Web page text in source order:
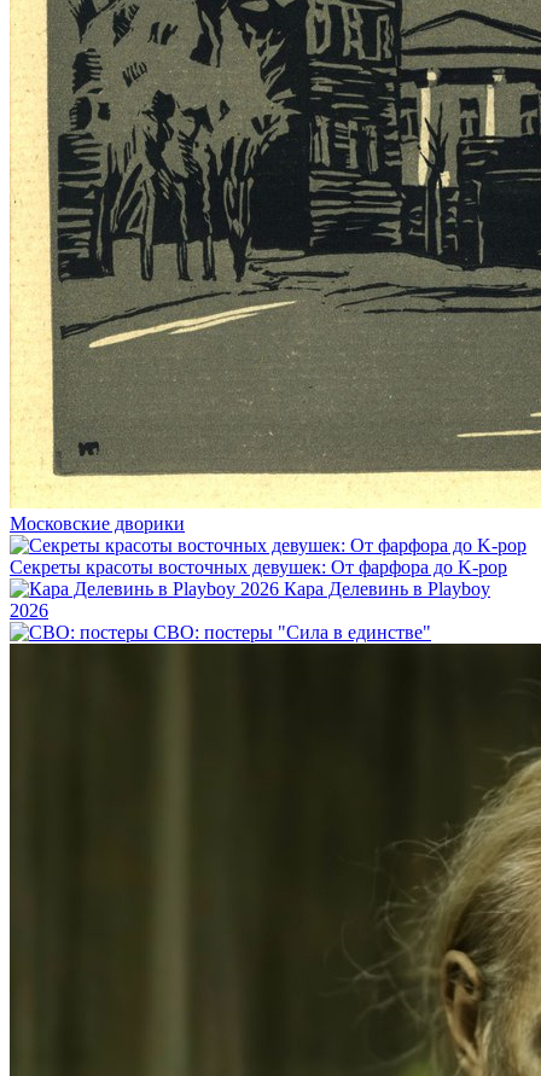
Московские дворики
Секреты красоты восточных девушек: От фарфора до K-pop
Кара Делевинь в Playboy
2026
СВО: постеры "Сила в единстве"